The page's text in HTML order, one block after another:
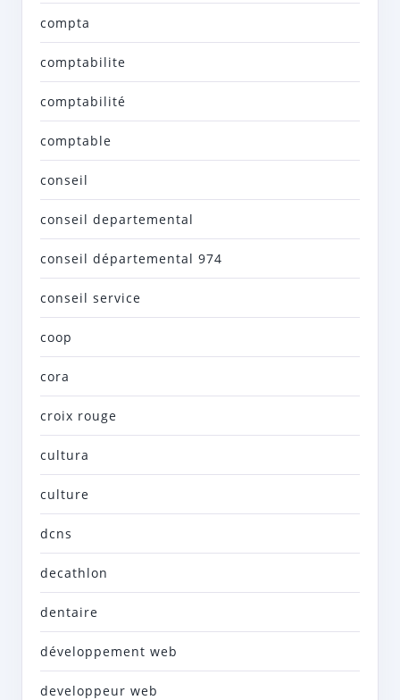
compta
comptabilite
comptabilité
comptable
conseil
conseil departemental
conseil départemental 974
conseil service
coop
cora
croix rouge
cultura
culture
dcns
decathlon
dentaire
développement web
developpeur web